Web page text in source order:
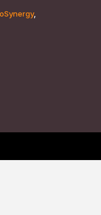
,